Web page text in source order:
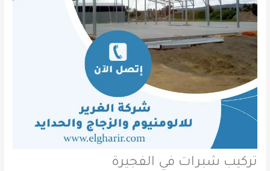
تركيب شبرات في الفجيرة